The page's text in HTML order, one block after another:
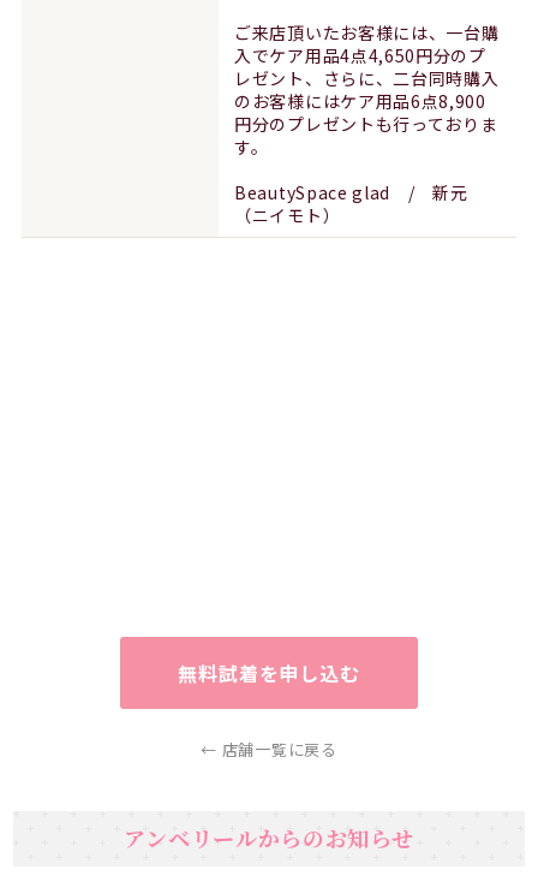
ご来店頂いたお客様には、一台購
入でケア用品4点4,650円分のプ
レゼント、さらに、二台同時購入
のお客様にはケア用品6点8,900
円分のプレゼントも行っておりま
す。
BeautySpace glad / 新元
（ニイモト）
無料試着を申し込む
← 店舗一覧に戻る
アンベリールからのお知らせ